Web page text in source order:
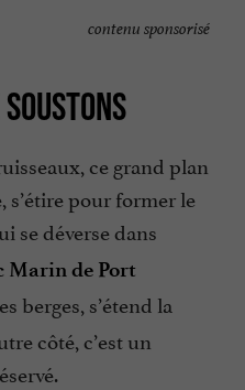
contenu sponsorisé
ce grand plan
s’étire pour former le
se déverse dans
Marin de Port
berges, s’étend la
côté, c’est un